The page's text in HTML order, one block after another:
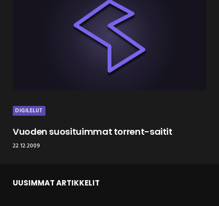
DIGILELUT
Vuoden suosituimmat torrent-saitit
22.12.2009
UUSIMMAT ARTIKKELIT